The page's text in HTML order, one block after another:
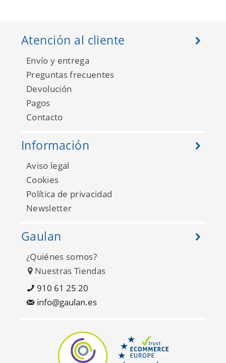
Atención al cliente
Envío y entrega
Preguntas frecuentes
Devolución
Pagos
Contacto
Información
Aviso legal
Cookies
Política de privacidad
Newsletter
Gaulan
¿Quiénes somos?
Nuestras Tiendas
910 61 25 20
info@gaulan.es